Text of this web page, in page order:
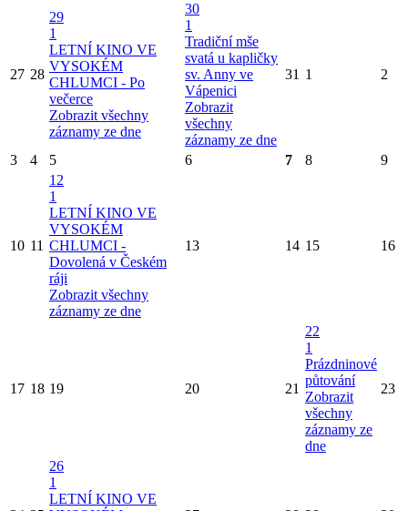
27 28
29
1
LETNÍ KINO VE
VYSOKÉM
CHLUMCI - Po
večerce
Zobrazit všechny
záznamy ze dne
30
1
Tradiční mše
svatá u kapličky
sv. Anny ve
Vápenici
Zobrazit
všechny
záznamy ze dne
31 1 2
3 4 5 6 7 8 9
10 11
12
1
LETNÍ KINO VE
VYSOKÉM
CHLUMCI -
Dovolená v Českém
ráji
Zobrazit všechny
záznamy ze dne
13 14 15 16
17 18 19 20 21
22
1
Prázdninové
půtování
Zobrazit
všechny
záznamy ze
dne
23
26
1
LETNÍ KINO VE